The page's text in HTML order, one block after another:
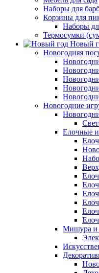
Наборы для
Корзины для
Наборы
Термосумки
Новый
Новогодняя
Новогодние
Елочные
Мишура и